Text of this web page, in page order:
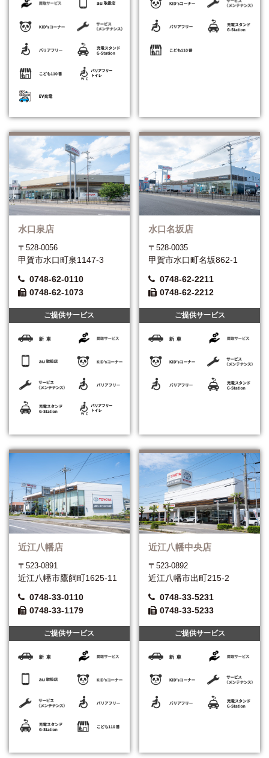
水口泉店
〒528-0056
甲賀市水口町泉1147-3
0748-62-0110
0748-62-1073
ご提供サービス
水口名坂店
〒528-0035
甲賀市水口町名坂862-1
0748-62-2211
0748-62-2212
ご提供サービス
近江八幡店
〒523-0891
近江八幡市鷹飼町1625-11
0748-33-0110
0748-33-1179
ご提供サービス
近江八幡中央店
〒523-0892
近江八幡市出町215-2
0748-33-5231
0748-33-5233
ご提供サービス